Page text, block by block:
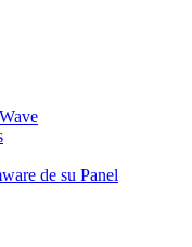
de su Panel